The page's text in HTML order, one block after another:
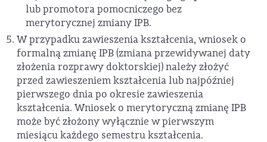
lub promotora pomocniczego bez
merytorycznej zmiany IPB.
W przypadku zawieszenia kształcenia, wniosek o
formalną zmianę IPB (zmiana przewidywanej daty
złożenia rozprawy doktorskiej) należy złożyć
przed zawieszeniem kształcenia lub najpóźniej
pierwszego dnia po okresie zawieszenia
kształcenia. Wniosek o merytoryczną zmianę IPB
może być złożony wyłącznie w pierwszym
miesiącu każdego semestru kształcenia.